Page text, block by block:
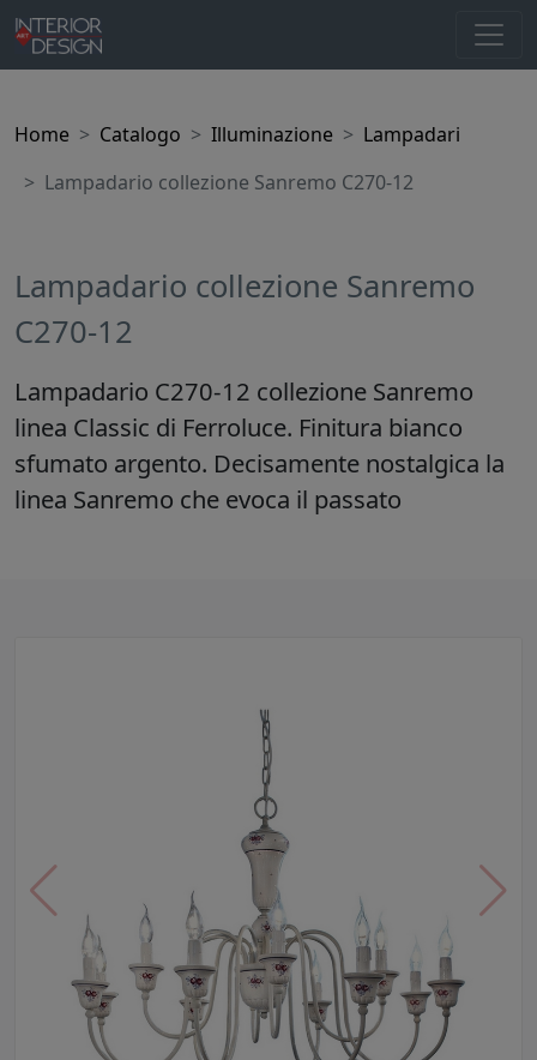
Home Catalogo Illuminazione
Lampadari
Lampadario collezione Sanremo C270-12
Lampadario collezione Sanremo
C270-12
Lampadario C270-12 collezione Sanremo
linea Classic di Ferroluce. Finitura bianco
sfumato argento. Decisamente nostalgica la
linea Sanremo che evoca il passato